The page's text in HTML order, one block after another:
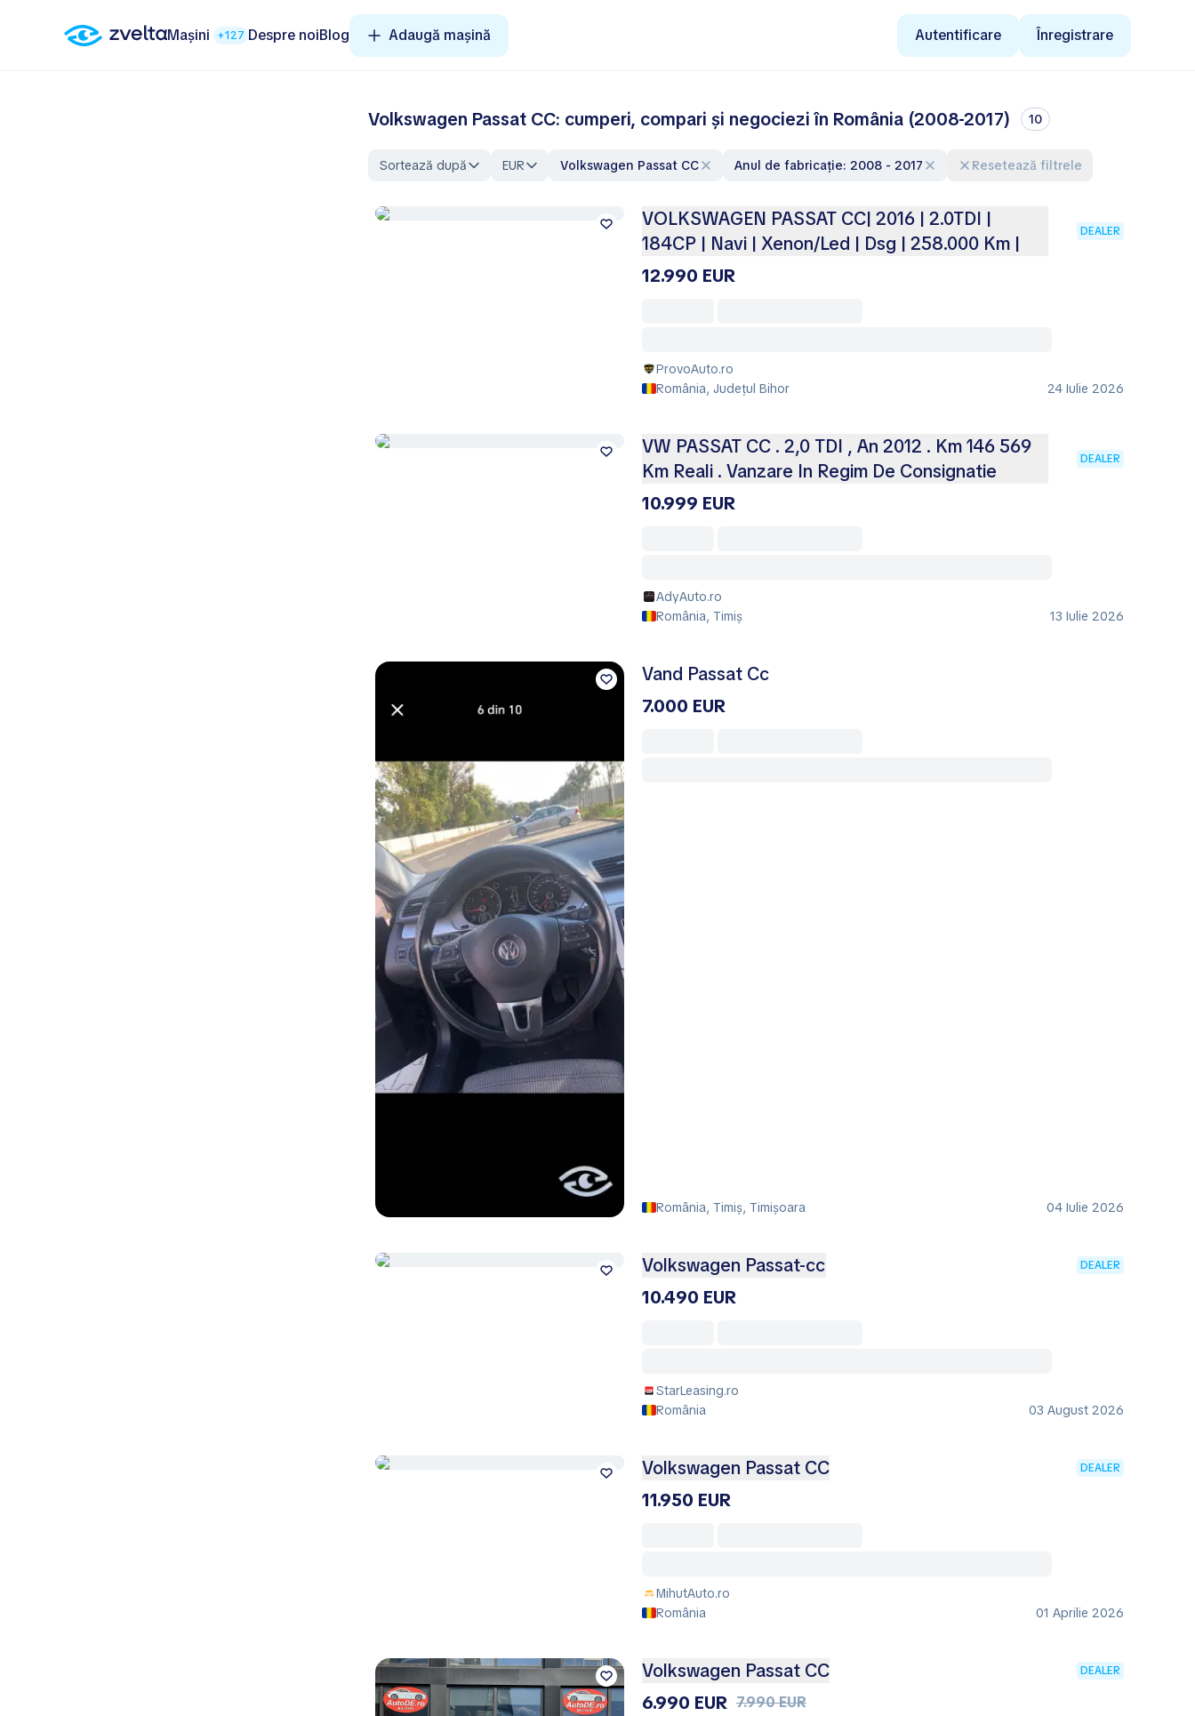
Mașini +127 Despre noiBlog Adaugă mașină Autentificare Înregistrare
Volkswagen Passat CC: cumperi, compari și negociezi în România (2008-2017) 10
Sortează după EUR Volkswagen Passat CC Anul de fabricație: 2008 - 2017 Resetează filtrele
VOLKSWAGEN PASSAT CC| 2016 | 2.0TDI |
184CP | Navi | Xenon/Led | Dsg | 258.000 Km |
DEALER
12.990 EUR
ProvoAuto.ro
România, Județul Bihor
24 Iulie 2026
VW PASSAT CC . 2,0 TDI , An 2012 . Km 146 569
Km Reali . Vanzare In Regim De Consignatie
DEALER
10.999 EUR
AdyAuto.ro
România, Timiș
13 Iulie 2026
Vand Passat Cc
7.000 EUR
România, Timiș, Timișoara 04 Iulie 2026
Volkswagen Passat-cc DEALER
10.490 EUR
StarLeasing.ro
România
03 August 2026
Volkswagen Passat CC DEALER
11.950 EUR
MihutAuto.ro
România
01 Aprilie 2026
Volkswagen Passat CC DEALER
6.990 EUR 7.990 EUR